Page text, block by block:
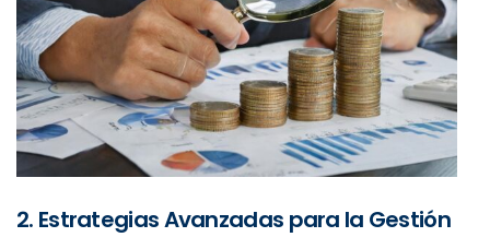
2. Estrategias Avanzadas para la Gestión